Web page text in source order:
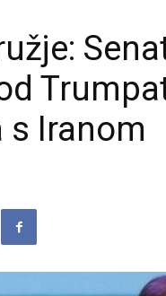
s Iranom